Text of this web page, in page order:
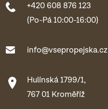
+420 608 876 123
(Po-Pá 10:00-16:00)
info@vsepropejska.cz
Hulínská 1799/1,
767 01 Kroměříž